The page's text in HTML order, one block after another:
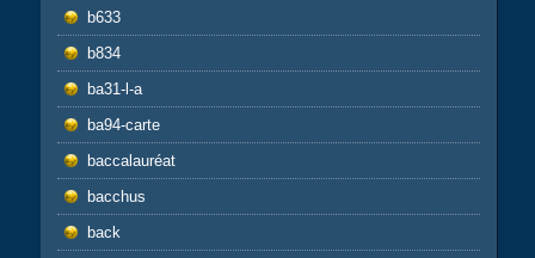
b633
b834
ba31-l-a
ba94-carte
baccalauréat
bacchus
back